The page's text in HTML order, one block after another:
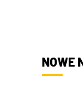
NOWE